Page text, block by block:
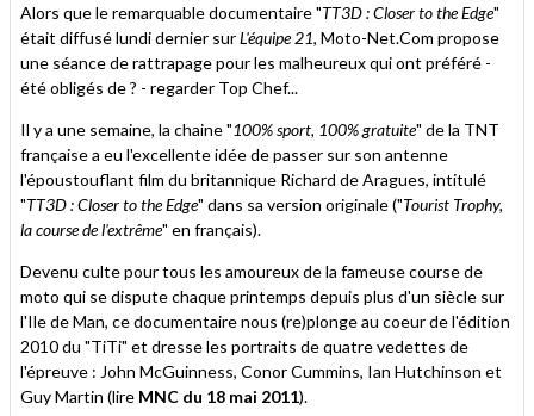
à
un
ami
Alors que le remarquable documentaire "TT3D : Closer to the Edge"
était diffusé lundi dernier surL'équipe 21, Moto-Net.Com propose
une séance de rattrapage pour les malheureux qui ont préféré -
été obligés de ? - regarder Top Chef...
Il y a une semaine, la chaine "100% sport, 100% gratuite" de la TNT
française a eu l'excellente idée de passer sur son antenne
l'époustouflant film du britannique Richard de Aragues, intitulé
"TT3D : Closer to the Edge" dans sa version originale ("Tourist Trophy,
la course de l'extrême" en français).
Devenu culte pour tous les amoureux de la fameuse course de
moto qui se dispute chaque printemps depuis plus d'un siècle sur
l'Ile de Man, ce documentaire nous (re)plonge au coeur de l'édition
2010 du "TiTi" et dresse les portraits de quatre vedettes de
l'épreuve : John McGuinness, Conor Cummins, Ian Hutchinson et
Guy Martin (lire MNC du 18 mai 2011).